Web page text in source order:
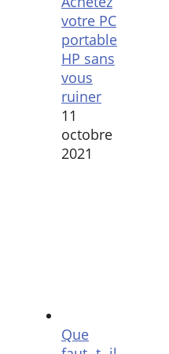
votre PC
portable
HP sans
vous
ruiner
11
octobre
2021
Que